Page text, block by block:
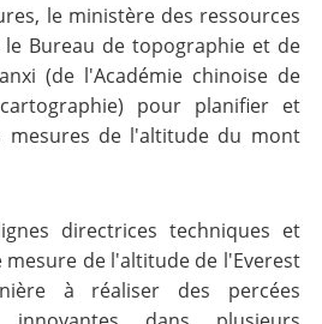
le ministère des ressources
Bureau de topographie et de
(de l'Académie chinoise de
pour planifier et
de l'altitude du mont
directrices techniques et
mesure de l'altitude de l'Everest
à réaliser des percées